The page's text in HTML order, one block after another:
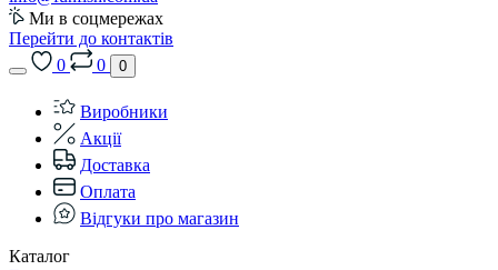
Ми в соцмережах
Перейти до контактів
0
0 0
Виробники
Акції
Доставка
Оплата
Відгуки про магазин
Каталог